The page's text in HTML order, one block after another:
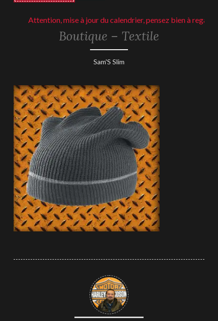
Attention, mise à jour du calendrier, pensez bien à regarder
Boutique – Textile
13
Sam'S Slim